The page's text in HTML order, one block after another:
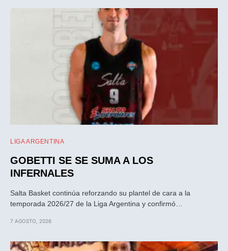
LIGA ARGENTINA
GOBETTI SE SE SUMA A LOS
INFERNALES
Salta Basket continúa reforzando su plantel de cara a la
temporada 2026/27 de la Liga Argentina y confirmó…
7 AGOSTO, 2026